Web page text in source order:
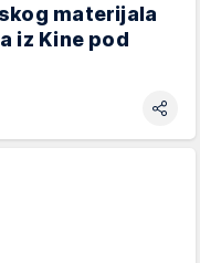
materijala
iz Kine pod